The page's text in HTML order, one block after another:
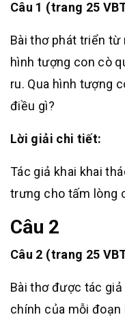
Câu 1 (trang 25
Bài thơ phát triển
hình tượng con cò
ru. Qua hình tượng
điều gì?
Lời giải chi tiết:
Tác giả khai khai
trưng cho tấm lòng
Câu 2
Câu 2 (trang 25
Bài thơ được tác
chính của mỗi đoạn